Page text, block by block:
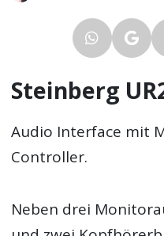
Steinberg
Audio Interface mit
Controller.
Neben drei